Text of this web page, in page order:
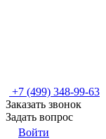
+7 (499) 348-99-63
Заказать звонок
Задать вопрос
Войти